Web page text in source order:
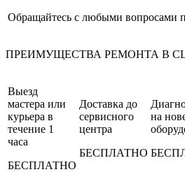
Обращайтесь с любыми вопросами
ПРЕИМУЩЕСТВА РЕМОНТА В
Выезд
мастера или
курьера в
течение 1
часа
БЕСПЛАТНО
Доставка до
сервисного
центра
БЕСПЛАТНО
на